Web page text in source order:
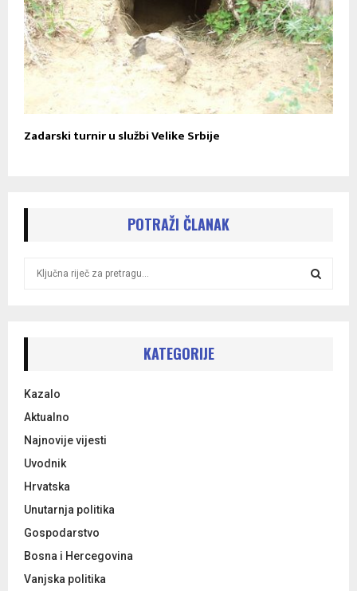
Zadarski turnir u službi Velike Srbije
POTRAŽI ČLANAK
r
:
KATEGORIJE
Kazalo
Aktualno
Najnovije vijesti
Uvodnik
Hrvatska
Unutarnja politika
Gospodarstvo
Bosna i Hercegovina
Vanjska politika